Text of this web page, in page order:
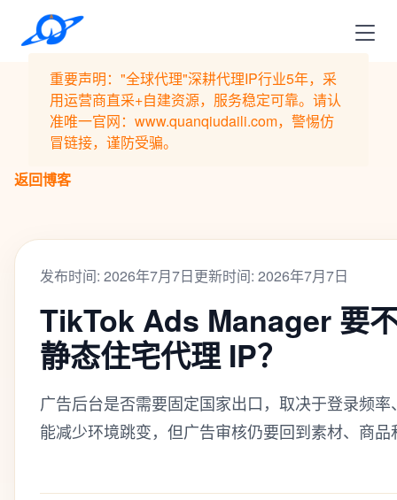
返回博客
发布时间: 2026年7月7日更新时间: 2026年7月7日
TikTok Ads Manager 要
静态住宅代理 IP？
广告后台是否需要固定国家出口，取决于登录频
能减少环境跳变，但广告审核仍要回到素材、商品
重要声明："全球代理"深耕代理IP行业5年，采
用运营商直采+自建资源，服务稳定可靠。请认
准唯一官网：www.quanqiudaili.com，警惕仿
冒链接，谨防受骗。